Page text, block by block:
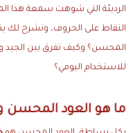
الرديئة التي شوهت سمعة هذا
النقاط على الحروف، ونشرح لك
المحسن؟ وكيف تفرق بين الجيد
للاستخدام اليومي؟
ما هو العود